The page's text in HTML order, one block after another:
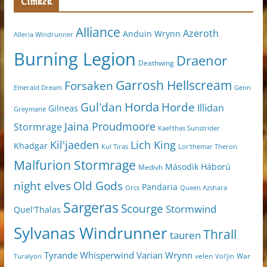
Alleria Windrunner Alliance Anduin Wrynn Azeroth
Burning Legion Deathwing Draenor
Emerald Dream Forsaken Garrosh Hellscream Genn
Greymane Gilneas Gul'dan Horda Horde Illidan
Stormrage Jaina Proudmoore Kael'thas Sunstrider
Khadgar Kil'jaeden Kul Tiras Lich King Lor'themar Theron
Malfurion Stormrage Medivh Második Háború
night elves Old Gods Orcs Pandaria Queen Azshara
Quel'Thalas Sargeras Scourge Stormwind
Sylvanas Windrunnertauren Thrall
Turalyon Tyrande Whisperwind Varian Wrynn velen Vol'jin War